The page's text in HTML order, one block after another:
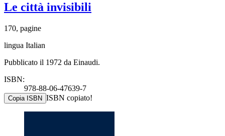
Le città invisibili
170, pagine
lingua Italian
Pubblicato il 1972 da Einaudi.
ISBN:
978-88-06-47639-7
Copia ISBN ISBN copiato!